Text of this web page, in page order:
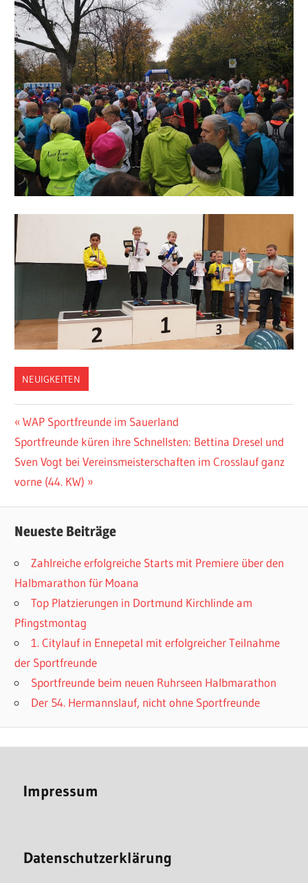
NEUIGKEITEN
Beitragsnavigation
Vorheriger
Beitrag:
WAP Sportfreunde im Sauerland
Nächster
Beitrag:
Sportfreunde küren ihre Schnellsten: Bettina Dresel und
Sven Vogt bei Vereinsmeisterschaften im Crosslauf ganz
vorne (44. KW)
Neueste Beiträge
Zahlreiche erfolgreiche Starts mit Premiere über den
Halbmarathon für Moana
Top Platzierungen in Dortmund Kirchlinde am
Pfingstmontag
1. Citylauf in Ennepetal mit erfolgreicher Teilnahme
der Sportfreunde
Sportfreunde beim neuen Ruhrseen Halbmarathon
Der 54. Hermannslauf, nicht ohne Sportfreunde
Impressum
Datenschutzerklärung